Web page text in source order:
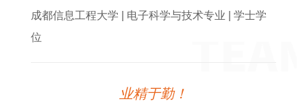
成都信息工程大学 | 电子科学与技术专业 | 学士学
位
业精于勤！